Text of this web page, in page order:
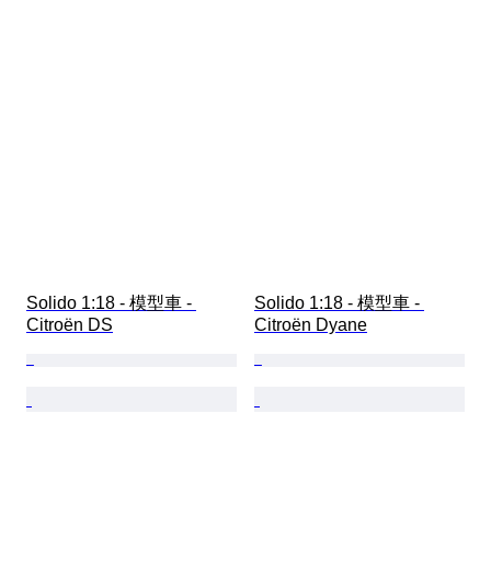
Solido 1:18 - 模型車 -
Citroën DS
Solido 1:18 - 模型車 -
Citroën Dyane